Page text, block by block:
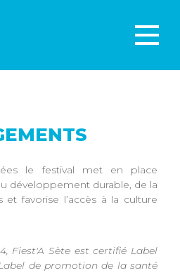
le festival met en place
développement durable, de la
et favorise l’accès à la culture
Fiest'A Sète est certifié Label
de promotion de la santé